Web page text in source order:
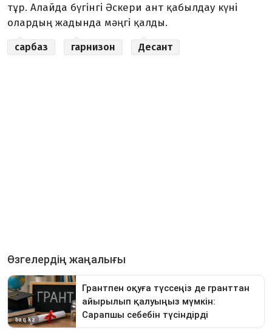
тұр. Алайда бүгінгі Әскери ант қабылдау күні
олардың жадында мәңгі қалды.
сарбаз гарнизон Десант